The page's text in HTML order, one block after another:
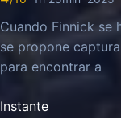
Cuando Finnick se
se propone
para encontrar a
Instante